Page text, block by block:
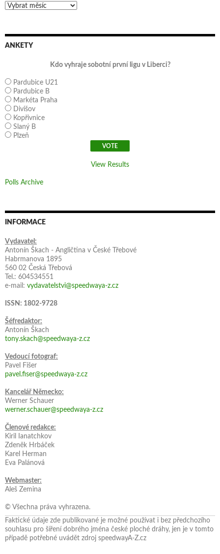
Archivy
ANKETY
Kdo vyhraje sobotní první ligu v Liberci?
Pardubice U21
Pardubice B
Markéta Praha
Divišov
Kopřivnice
Slaný B
Plzeň
View Results
Polls Archive
INFORMACE
Vydavatel:
Antonín Škach - Angličtina v České Třebové
Habrmanova 1895
560 02 Česká Třebová
Tel.: 604534551
e-mail: vydavatelstvi@speedwaya-z.cz
ISSN: 1802-9728
Šéfredaktor:
Antonín Škach
tony.skach@speedwaya-z.cz
Vedoucí fotograf:
Pavel Fišer
pavel.fiser@speedwaya-z.cz
Kancelář Německo:
Werner Schauer
werner.schauer@speedwaya-z.cz
Členové redakce:
Kiril Ianatchkov
Zdeněk Hrbáček
Karel Herman
Eva Palánová
Webmaster:
Aleš Zemina
© Všechna práva vyhrazena.
Faktické údaje zde publikované je možné používat i bez předchozího
souhlasu pro šíření dobrého jména české ploché dráhy, jen je v tomto
případě potřebné uvádět zdroj speedwayA-Z.cz